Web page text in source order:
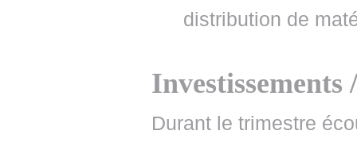
distribution de
Investissements
Durant le trimestre